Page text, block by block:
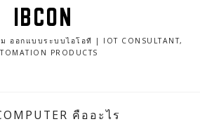
IBCON
ออกแบบระบบไอโอที | IOT CONSULTANT,
PRODUCTS
คืออะไร